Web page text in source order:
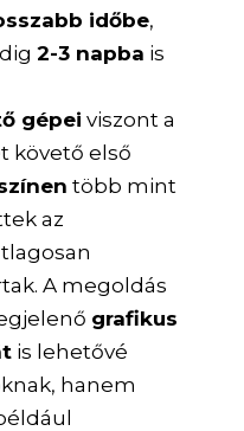
időbe,
2-3 napba is
gépei viszont a
követő első
több mint
az
A megoldás
grafikus
is lehetővé
hanem